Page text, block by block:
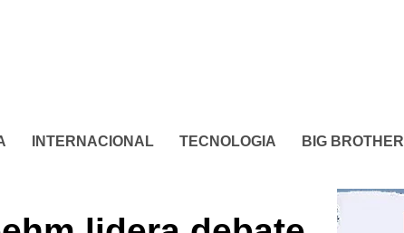
INTERNACIONAL TECNOLOGIA BIG BROTHER